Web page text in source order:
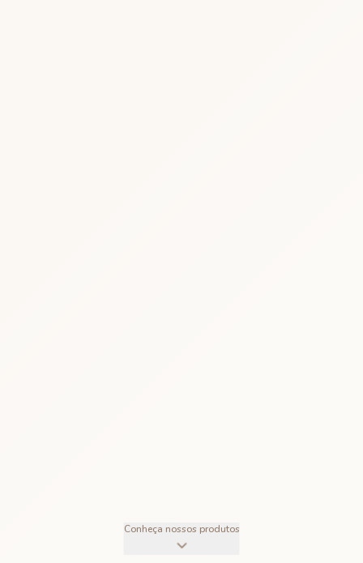
Conheça nossos produtos